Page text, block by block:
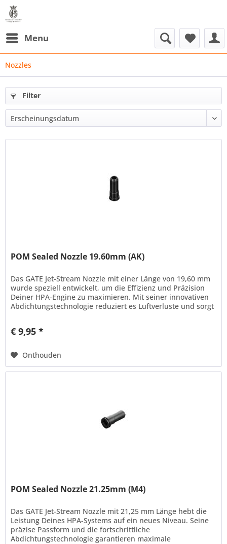
Menu
Nozzles
Filter
POM Sealed Nozzle 19.60mm (AK)
Das GATE Jet-Stream Nozzle mit einer Länge von 19,60 mm
wurde speziell entwickelt, um die Effizienz und Präzision
Deiner HPA-Engine zu maximieren. Mit seiner innovativen
Abdichtungstechnologie reduziert es Luftverluste und sorgt
€ 9,95 *
Onthouden
POM Sealed Nozzle 21.25mm (M4)
Das GATE Jet-Stream Nozzle mit 21,25 mm Länge hebt die
Leistung Deines HPA-Systems auf ein neues Niveau. Seine
präzise Passform und die fortschrittliche
Abdichtungstechnologie garantieren maximale